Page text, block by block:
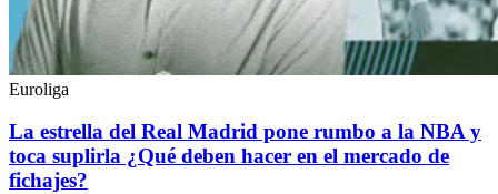
Euroliga
La estrella del Real Madrid pone rumbo a la NBA y
toca suplirla ¿Qué deben hacer en el mercado de
fichajes?